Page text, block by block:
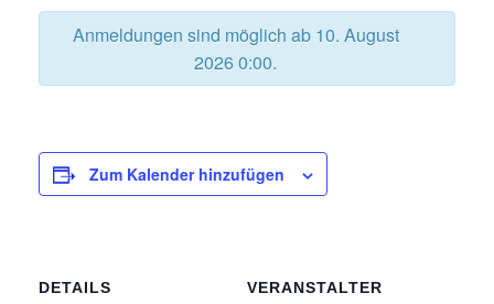
Anmeldungen sind möglich ab 10. August
2026 0:00.
Zum Kalender hinzufügen
DETAILS VERANSTALTER